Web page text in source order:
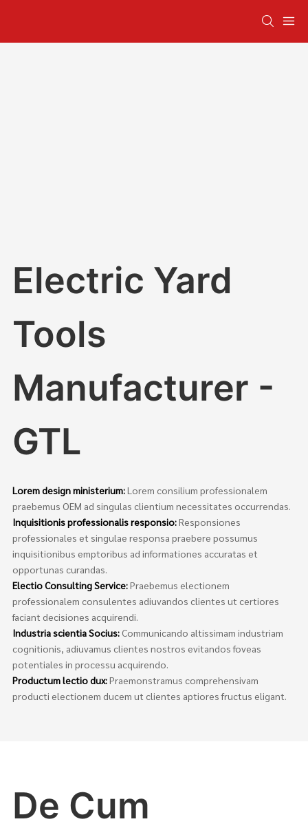
Electric Yard
Tools
Manufacturer -
GTL
Lorem design ministerium:Lorem consilium professionalem
praebemus OEM ad singulas clientium necessitates occurrendas.
Inquisitionis professionalis responsio:Responsiones
professionales et singulae responsa praebere possumus
inquisitionibus emptoribus ad informationes accuratas et
opportunas curandas.
Electio Consulting Service:Praebemus electionem
professionalem consulentes adiuvandos clientes ut certiores
faciant decisiones acquirendi.
Industria scientia Socius: Communicando altissimam industriam
cognitionis, adiuvamus clientes nostros evitandos foveas
potentiales in processu acquirendo.
Productum lectio dux:Praemonstramus comprehensivam
producti electionem ducem ut clientes aptiores fructus eligant.
De Cum